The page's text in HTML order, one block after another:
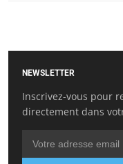
NEWSLETTER
Inscrivez-vous pour
directement dans